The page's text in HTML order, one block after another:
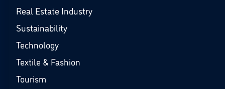
Real Estate Industry
Sustainability
Technology
Textile & Fashion
Tourism